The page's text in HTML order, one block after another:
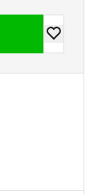
añadir a la